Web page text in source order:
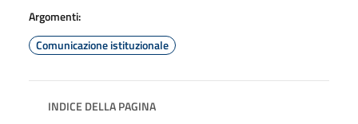
Argomenti:
Comunicazione istituzionale
INDICE DELLA PAGINA